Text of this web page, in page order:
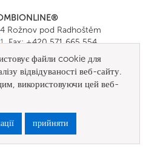
Rožnov pod Radhoštěm
, Fax: +420 571 665 554
ТА УМОВИ
файли cookie для
відвідуваності веб-сайту.
використовуючи цей веб-
прийняти